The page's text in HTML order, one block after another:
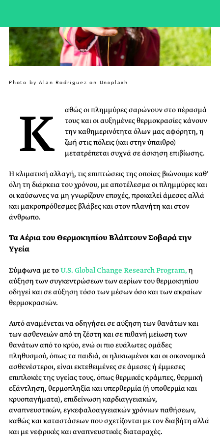
Photo by Alan Rodriguez on Unsplash
Κ
αθώς οι πλημμύρες σαρώνουν στο πέρασμά
τους και οι αυξημένες θερμοκρασίες κάνουν
την καθημερινότητα όλων μας αφόρητη, η
ζωή στις πόλεις (και στην ύπαιθρο)
μετατρέπεται συχνά σε άσκηση επιβίωσης.
Η κλιματική αλλαγή, τις επιπτώσεις της οποίας βιώνουμε καθ’
όλη τη διάρκεια του χρόνου, με αποτέλεσμα οι πλημμύρες και
οι καύσωνες να μη γνωρίζουν εποχές, προκαλεί άμεσες αλλά
και μακροπρόθεσμες βλάβες και στον πλανήτη και στον
άνθρωπο.
Τα Αέρια του Θερμοκηπίου Βλάπτουν Σοβαρά την
Υγεία
Σύμφωνα με τοU.S. Global Change Research Program, η
αύξηση των συγκεντρώσεων των αερίων του θερμοκηπίου
οδηγεί και σε αύξηση τόσο των μέσων όσο και των ακραίων
θερμοκρασιών.
Αυτό αναμένεται να οδηγήσει σε αύξηση των θανάτων και
των ασθενειών από τη ζέστη και σε πιθανή μείωση των
θανάτων από το κρύο, ενώ οι πιο ευάλωτες ομάδες
πληθυσμού, όπως τα παιδιά, οι ηλικιωμένοι και οι οικονομικά
ασθενέστεροι, είναι εκτεθειμένες σε άμεσες ή έμμεσες
επιπλοκές της υγείας τους, όπως θερμικές κράμπες, θερμική
εξάντληση, θερμοπληξία και υπερθερμία (ή υποθερμία και
κρυοπαγήματα), επιδείνωση καρδιαγγειακών,
αναπνευστικών, εγκεφαλοαγγειακών χρόνιων παθήσεων,
καθώς και καταστάσεων που σχετίζονται με τον διαβήτη αλλά
και με νεφρικές και αναπνευστικές διαταραχές.